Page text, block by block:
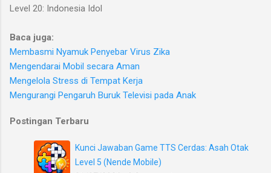
Level 20: Indonesia Idol
Baca juga:
Membasmi Nyamuk Penyebar Virus Zika
Mengendarai Mobil secara Aman
Mengelola Stress di Tempat Kerja
Mengurangi Pengaruh Buruk Televisi pada Anak
Postingan Terbaru
Kunci Jawaban Game TTS Cerdas: Asah Otak
Level 5 (Nende Mobile)